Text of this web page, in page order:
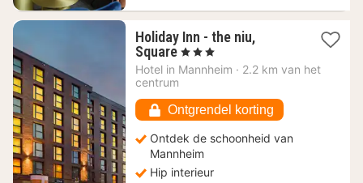
Holiday Inn - the niu,
Square 1
nacht
€
, 3 Sterren
Hotel in Mannheim · 2.2 km van het
centrum
Ontgrendel korting
Ontdek de schoonheid van
Mannheim
Hip interieur